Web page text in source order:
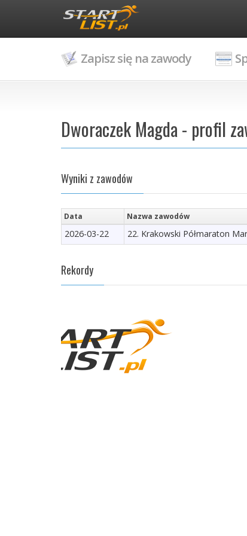
Zapisz się na zawody
Dworaczek Magda - profil
Wyniki z zawodów
Data Nazwa zawodów
2026-03-22 22. Krakowski Półmaraton
Rekordy